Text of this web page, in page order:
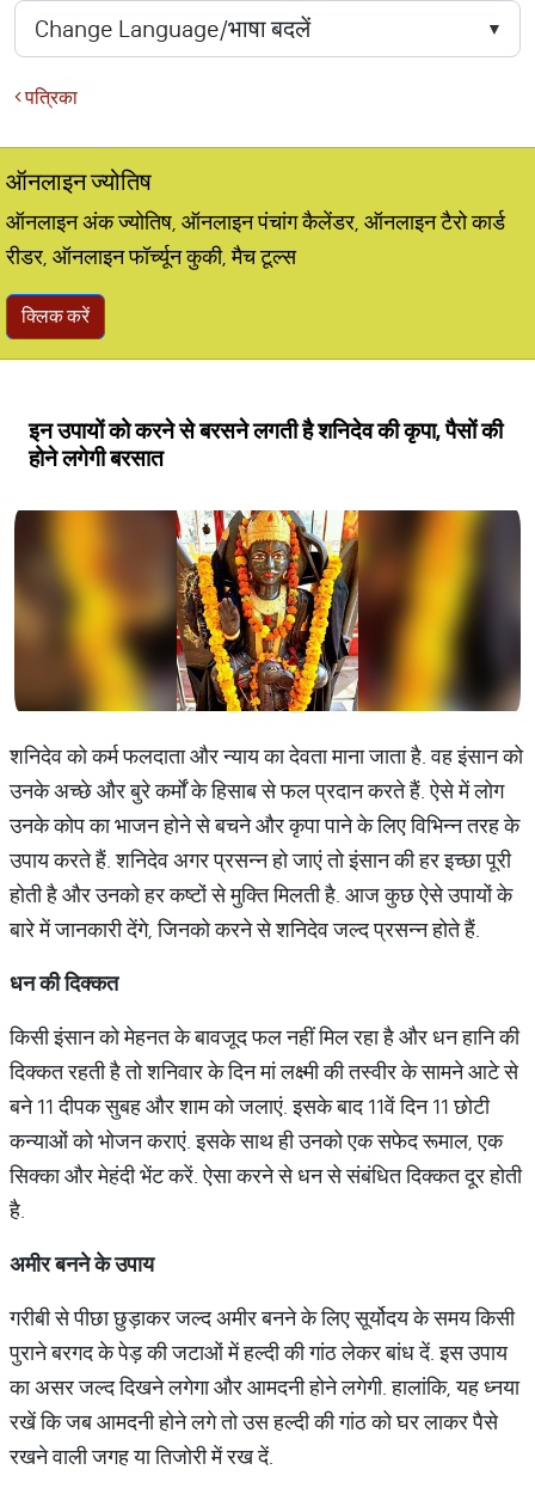
पत्रिका
ऑनलाइन ज्योतिष
ऑनलाइन अंक ज्योतिष, ऑनलाइन पंचांग कैलेंडर, ऑनलाइन टैरो कार्ड
रीडर, ऑनलाइन फॉर्च्यून कुकी, मैच टूल्स
क्लिक करें
इन उपायों को करने से बरसने लगती है शनिदेव की कृपा, पैसों की
होने लगेगी बरसात
शनिदेव को कर्म फलदाता और न्याय का देवता माना जाता है. वह इंसान को
उनके अच्छे और बुरे कर्मों के हिसाब से फल प्रदान करते हैं. ऐसे में लोग
उनके कोप का भाजन होने से बचने और कृपा पाने के लिए विभिन्न तरह के
उपाय करते हैं. शनिदेव अगर प्रसन्न हो जाएं तो इंसान की हर इच्छा पूरी
होती है और उनको हर कष्टों से मुक्ति मिलती है. आज कुछ ऐसे उपायों के
बारे में जानकारी देंगे, जिनको करने से शनिदेव जल्द प्रसन्न होते हैं.
धन की दिक्कत
किसी इंसान को मेहनत के बावजूद फल नहीं मिल रहा है और धन हानि की
दिक्कत रहती है तो शनिवार के दिन मां लक्ष्मी की तस्वीर के सामने आटे से
बने 11 दीपक सुबह और शाम को जलाएं. इसके बाद 11वें दिन 11 छोटी
कन्याओं को भोजन कराएं. इसके साथ ही उनको एक सफेद रूमाल, एक
सिक्का और मेहंदी भेंट करें. ऐसा करने से धन से संबंधित दिक्कत दूर होती
है.
अमीर बनने के उपाय
गरीबी से पीछा छुड़ाकर जल्द अमीर बनने के लिए सूर्योदय के समय किसी
पुराने बरगद के पेड़ की जटाओं में हल्दी की गांठ लेकर बांध दें. इस उपाय
का असर जल्द दिखने लगेगा और आमदनी होने लगेगी. हालांकि, यह ध्नया
रखें कि जब आमदनी होने लगे तो उस हल्दी की गांठ को घर लाकर पैसे
रखने वाली जगह या तिजोरी में रख दें.